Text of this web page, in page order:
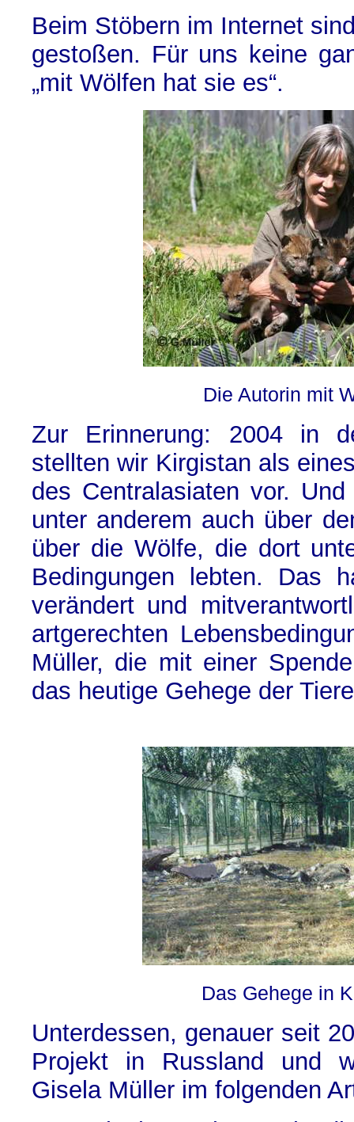
Beim Stöbern im Internet
gestoßen. Für uns keine
„mit Wölfen hat sie es“.
Die Autorin mit
Zur Erinnerung: 2004 in
stellten wir Kirgistan als
des Centralasiaten vor.
unter anderem auch über
über die Wölfe, die dort
Bedingungen lebten. Das
verändert und
artgerechten
Müller, die mit einer
das heutige Gehege der
Das Gehege in
Unterdessen, genauer seit
Projekt in Russland und
Gisela Müller im folgenden